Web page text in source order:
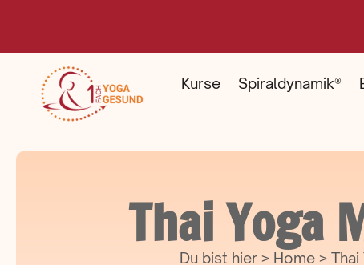
Kurse Spiraldynamik®
Thai Yoga
Du bist hier > Home >